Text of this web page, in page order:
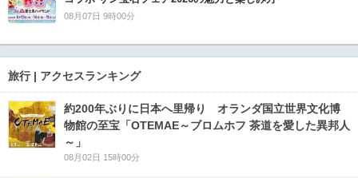
08月07日 9時00分
旅行 | アクセスランキング
約200年ぶりに日本へ里帰り オランダ国立世界文化博
物館の至宝「OTEMAE～ブロムホフ 茶道を愛した異邦人
～」
08月02日 15時00分